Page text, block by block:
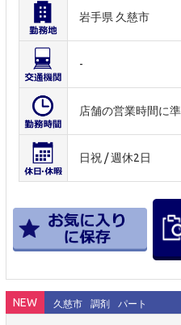
岩手県 久慈市
-
店舗の営業時間に
日祝 / 週休2日
NEW 久慈市 調剤 パート